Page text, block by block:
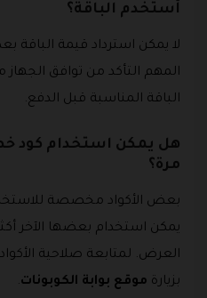
أستخدم الباقة؟
لا يمكن استرداد قيمة الباقة
الباقة المناسبة قبل الدفع.
هل يمكن استخدام كود
مرة؟
بعض الأكواد مخصصة
يمكن استخدام بعضها الآخر
العرض. لمتابعة صلاحية
بزيارة موقع بوابة الكوبونات.